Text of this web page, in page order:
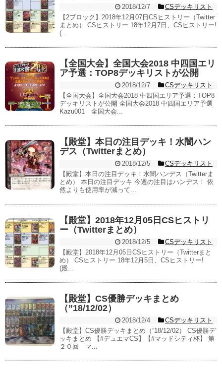
2018/12/7
CSデッキリスト
【2ブロック】2018年12月07日CSヒストリー（Twitter
まとめ） CSヒストリー 18年12月7日、CSヒストリー!
(...
【全国大会】全国大会2018 中四国エリ
ア予選：TOP8デッキリストが公開
2018/12/7
CSデッキリスト
【全国大会】全国大会2018 中四国エリア予選：TOP8
デッキリストが公開 全国大会2018 中四国エリア予選
Kazu001 全国大会...
【殿堂】本日の注目デッキ！水闇ハン
デス（Twitterまとめ）
2018/12/5
CSデッキリスト
【殿堂】本日の注目デッキ！水闇ハンデス（Twitterま
とめ） 本日の注目デッキ 今週の注目はハンデス！ 依
然よりも使用率が減って...
【殿堂】2018年12月05日CSヒストリ
ー（Twitterまとめ）
2018/12/5
CSデッキリスト
【殿堂】2018年12月05日CSヒストリー（Twitterまと
め） CSヒストリー 18年12月5日、CSヒストリー!
(殿...
【殿堂】CS優勝デッキまとめ
（”18/12/02）
2018/12/4
CSデッキリスト
【殿堂】CS優勝デッキまとめ（”18/12/02） CS優勝デ
ッキまとめ 【#デュエマCS】【#マッドシティ杯】 第
２０回 マ...